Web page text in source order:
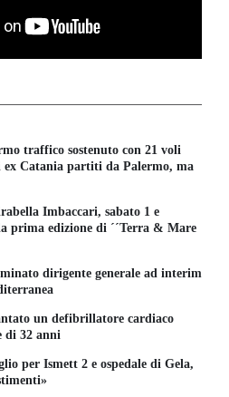
traffico sostenuto con 21 voli
ex Catania partiti da Palermo, ma
Imbaccari, sabato 1 e
prima edizione di ´´Terra & Mare
dirigente generale ad interim
un defibrillatore cardiaco
di 32 anni
per Ismett 2 e ospedale di Gela,